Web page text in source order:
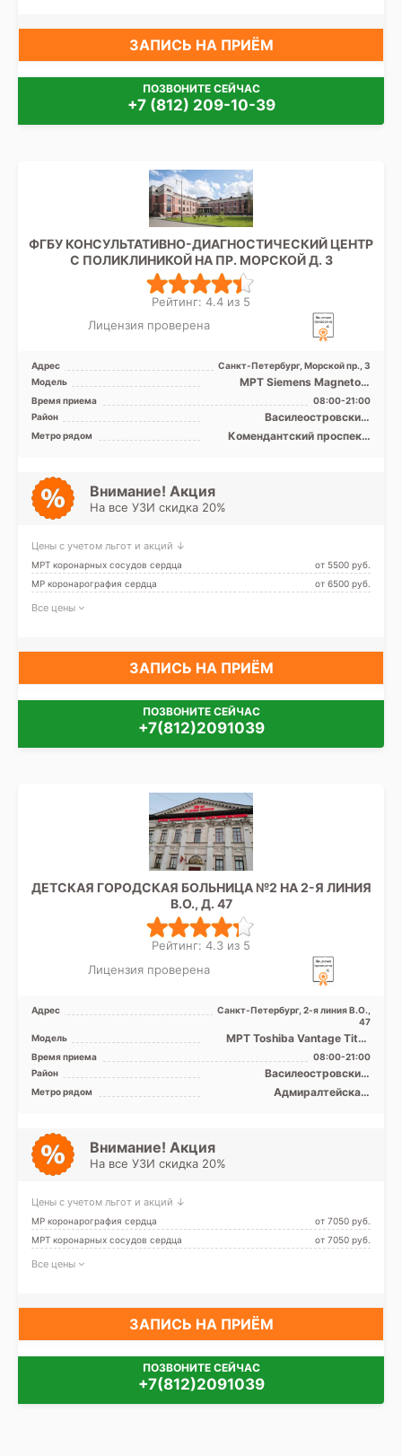
ЗАПИСЬ НА ПРИЁМ
ПОЗВОНИТЕ СЕЙЧАС
+7 (812) 209-10-39
ФГБУ КОНСУЛЬТАТИВНО-ДИАГНОСТИЧЕСКИЙ ЦЕНТР
С ПОЛИКЛИНИКОЙ НА ПР. МОРСКОЙ Д. 3
Рейтинг: 4.4 из 5
Лицензия проверена
Адрес
Санкт-Петербург, Морской пр., 3
Модель
МРТ Siemens Magnetom
Avanto 1.5Т закрытый тип, КТ
Siemens Somatom Sens ...
Время приема
08:00-21:00
Район
Василеостровский,
Выборгский, Петроградский,
Приморский
Метро рядом
Комендантский проспект,
речка, Чкаловская, Беговая,
Внимание! Акция
На все УЗИ скидка 20%
Цены с учетом льгот и акций ↓
МРТ коронарных сосудов сердца
от 5500 pуб.
МР коронарография сердца
от 6500 pуб.
Все цены
ЗАПИСЬ НА ПРИЁМ
ПОЗВОНИТЕ СЕЙЧАС
+7(812)2091039
ДЕТСКАЯ ГОРОДСКАЯ БОЛЬНИЦА №2 НА 2-Я ЛИНИЯ
В.О., Д. 47
Рейтинг: 4.3 из 5
Лицензия проверена
Адрес
Санкт-Петербург, 2-я линия В.О.,
47
Модель
МРТ Toshiba Vantage Titan
1.5T закрытый тип, КТ
Siemens Somatom Emotio ...
Время приема
08:00-21:00
Район
Василеостровский,
Петроградский, Приморский,
Адмиралтейский
Метро рядом
Адмиралтейская,
Внимание! Акция
На все УЗИ скидка 20%
Цены с учетом льгот и акций ↓
МР коронарография сердца
от 7050 pуб.
МРТ коронарных сосудов сердца
от 7050 pуб.
Все цены
ЗАПИСЬ НА ПРИЁМ
ПОЗВОНИТЕ СЕЙЧАС
+7(812)2091039